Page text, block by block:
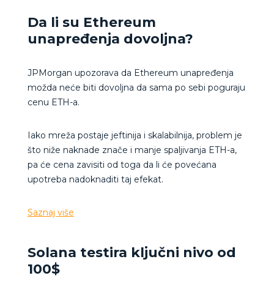
Da li su Ethereum
unapređenja dovoljna?
JPMorgan upozorava da Ethereum unapređenja
možda neće biti dovoljna da sama po sebi poguraju
cenu ETH-a.
Iako mreža postaje jeftinija i skalabilnija, problem je
što niže naknade znače i manje spaljivanja ETH-a,
pa će cena zavisiti od toga da li će povećana
upotreba nadoknaditi taj efekat.
Saznaj više
Solana testira ključni nivo od
100$